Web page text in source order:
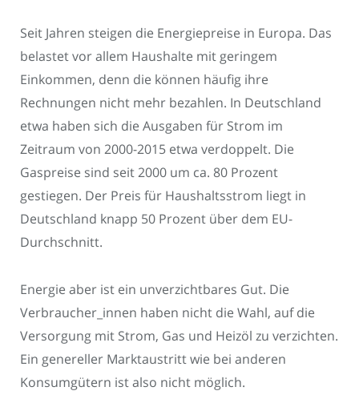
Seit Jahren steigen die Energiepreise in Europa. Das
belastet vor allem Haushalte mit geringem
Einkommen, denn die können häufig ihre
Rechnungen nicht mehr bezahlen. In Deutschland
etwa haben sich die Ausgaben für Strom im
Zeitraum von 2000-2015 etwa verdoppelt. Die
Gaspreise sind seit 2000 um ca. 80 Prozent
gestiegen. Der Preis für Haushaltsstrom liegt in
Deutschland knapp 50 Prozent über dem EU-
Durchschnitt.
Energie aber ist ein unverzichtbares Gut. Die
Verbraucher_innen haben nicht die Wahl, auf die
Versorgung mit Strom, Gas und Heizöl zu verzichten.
Ein genereller Marktaustritt wie bei anderen
Konsumgütern ist also nicht möglich.